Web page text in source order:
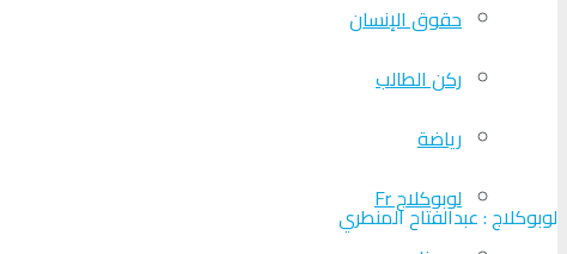
حقوق الإنسان
ركن الطالب
رياضة
لوبوكلاج Fr
لوبوكلاج : عبدالفتاح المنطري